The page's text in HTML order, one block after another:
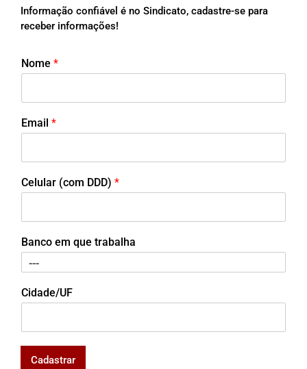
Informação confiável é no Sindicato, cadastre-se para
receber informações!
Nome *
Email *
Celular (com DDD) *
Banco em que trabalha
Cidade/UF
Cadastrar